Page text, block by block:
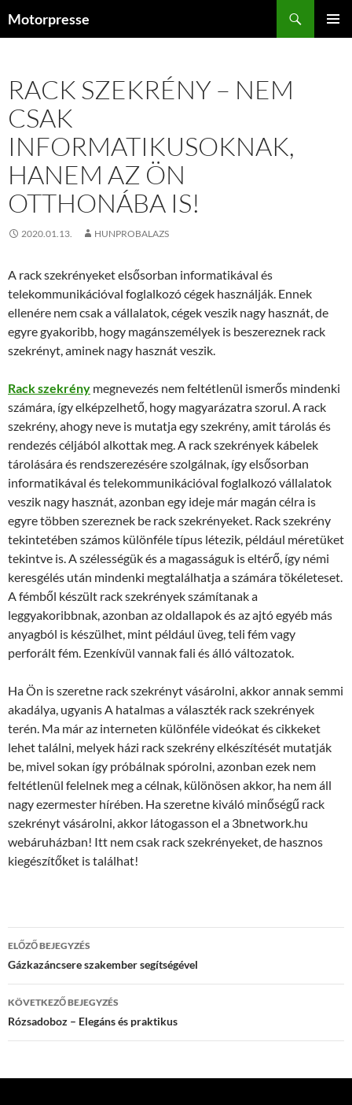
Motorpresse
RACK SZEKRÉNY – NEM
CSAK
INFORMATIKUSOKNAK,
HANEM AZ ÖN
OTTHONÁBA IS!
2020.01.13. HUNPROBALAZS
A rack szekrényeket elsősorban informatikával és
telekommunikációval foglalkozó cégek használják. Ennek
ellenére nem csak a vállalatok, cégek veszik nagy hasznát, de
egyre gyakoribb, hogy magánszemélyek is beszereznek rack
szekrényt, aminek nagy hasznát veszik.
Rack szekrény megnevezés nem feltétlenül ismerős mindenki
számára, így elképzelhető, hogy magyarázatra szorul. A rack
szekrény, ahogy neve is mutatja egy szekrény, amit tárolás és
rendezés céljából alkottak meg. A rack szekrények kábelek
tárolására és rendszerezésére szolgálnak, így elsősorban
informatikával és telekommunikációval foglalkozó vállalatok
veszik nagy hasznát, azonban egy ideje már magán célra is
egyre többen szereznek be rack szekrényeket. Rack szekrény
tekintetében számos különféle típus létezik, például méretüket
tekintve is. A szélességük és a magasságuk is eltérő, így némi
keresgélés után mindenki megtalálhatja a számára tökéleteset.
A fémből készült rack szekrények számítanak a
leggyakoribbnak, azonban az oldallapok és az ajtó egyéb más
anyagból is készülhet, mint például üveg, teli fém vagy
perforált fém. Ezenkívül vannak fali és álló változatok.
Ha Ön is szeretne rack szekrényt vásárolni, akkor annak semmi
akadálya, ugyanis A hatalmas a választék rack szekrények
terén. Ma már az interneten különféle videókat és cikkeket
lehet találni, melyek házi rack szekrény elkészítését mutatják
be, mivel sokan így próbálnak spórolni, azonban ezek nem
feltétlenül felelnek meg a célnak, különösen akkor, ha nem áll
nagy ezermester hírében. Ha szeretne kiváló minőségű rack
szekrényt vásárolni, akkor látogasson el a 3bnetwork.hu
webáruházban! Itt nem csak rack szekrényeket, de hasznos
kiegészítőket is találhat!
Bejegyzés
navigáció
ELŐZŐ BEJEGYZÉS
Gázkazáncsere szakember segítségével
KÖVETKEZŐ BEJEGYZÉS
Rózsadoboz – Elegáns és praktikus